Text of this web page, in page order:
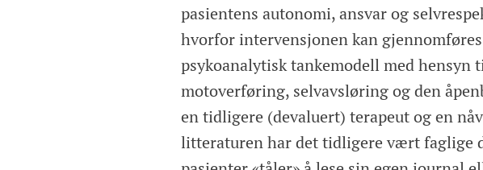
pasientens autonomi, ansvar og
hvorfor intervensjonen kan
psykoanalytisk tankemodell med hensyn
motoverføring, selvavsløring og den
en tidligere (devaluert) terapeut og en
litteraturen har det tidligere vært faglige